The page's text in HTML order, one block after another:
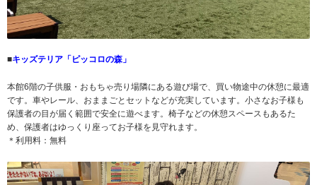
■キッズテリア「ピッコロの森」
本館6階の子供服・おもちゃ売り場隣にある遊び場で、買い物途中の休憩に最適
です。車やレール、おままごとセットなどが充実しています。小さなお子様も
保護者の目が届く範囲で安全に遊べます。椅子などの休憩スペースもあるた
め、保護者はゆっくり座ってお子様を見守れます。
＊利用料：無料